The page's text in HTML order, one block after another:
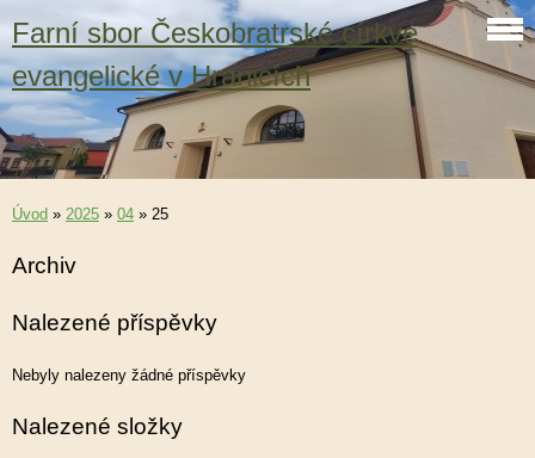
Farní sbor Českobratrské církve
evangelické v Hranicích
Úvod » 2025 » 04 » 25
Archiv
Nalezené příspěvky
Nebyly nalezeny žádné příspěvky
Nalezené složky